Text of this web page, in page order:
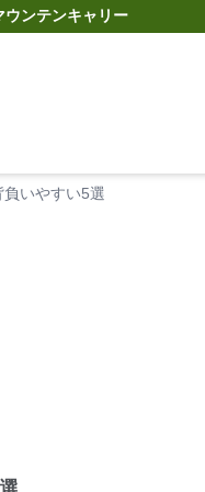
ウンテンキャリー
いやすい5選